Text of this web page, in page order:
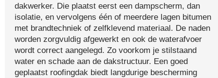
dakwerker. Die plaatst eerst een dampscherm, dan
isolatie, en vervolgens één of meerdere lagen bitumen
met brandtechniek of zelfklevend materiaal. De naden
worden zorgvuldig afgewerkt en ook de waterafvoer
wordt correct aangelegd. Zo voorkom je stilstaand
water en schade aan de dakstructuur. Een goed
geplaatst roofingdak biedt langdurige bescherming